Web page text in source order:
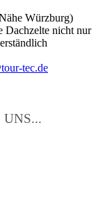
Würzburg)
Dachzelte nicht nur
tec.de
UNS...